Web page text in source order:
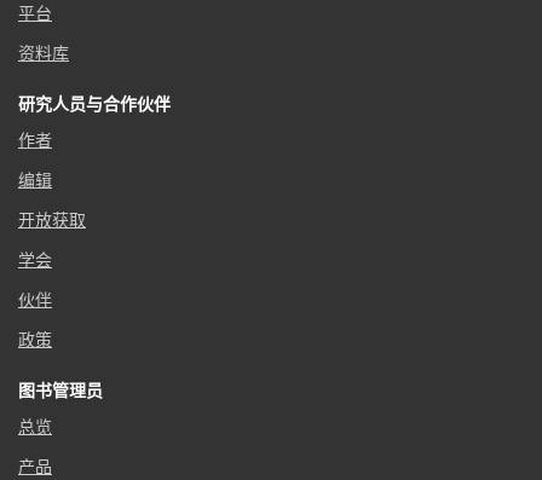
平台
资料库
研究人员与合作伙伴
作者
编辑
开放获取
学会
伙伴
政策
图书管理员
总览
产品